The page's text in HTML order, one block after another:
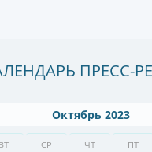
ПРЕСС-
Октябрь 2023
ВТ СР ЧТ ПТ